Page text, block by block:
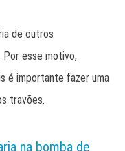
de outros
esse motivo,
é importante fazer uma
travões.
na bomba de